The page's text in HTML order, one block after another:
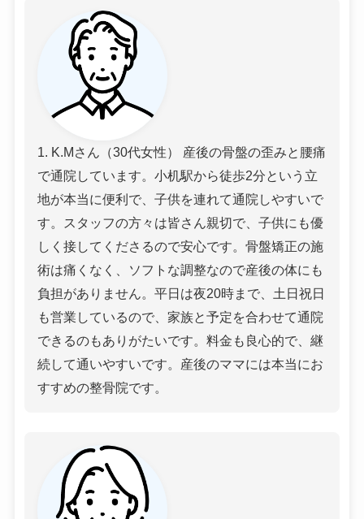
1. K.Mさん（30代女性） 産後の骨盤の歪みと腰痛
で通院しています。小机駅から徒歩2分という立
地が本当に便利で、子供を連れて通院しやすいで
す。スタッフの方々は皆さん親切で、子供にも優
しく接してくださるので安心です。骨盤矯正の施
術は痛くなく、ソフトな調整なので産後の体にも
負担がありません。平日は夜20時まで、土日祝日
も営業しているので、家族と予定を合わせて通院
できるのもありがたいです。料金も良心的で、継
続して通いやすいです。産後のママには本当にお
すすめの整骨院です。